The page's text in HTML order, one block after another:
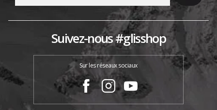
Suivez-nous #glisshop
Sur les réseaux sociaux